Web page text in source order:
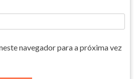
navegador para a próxima vez